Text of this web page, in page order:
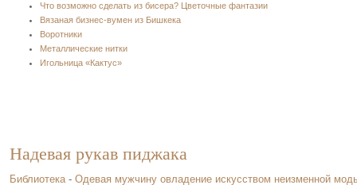
Что возможно сделать из бисера? Цветочные фантазии
Вязаная бизнес-вумен из Бишкека
Воротники
Металлические нитки
Игольница «Кактус»
Надевая рукав пиджака
Библиотека - Одевая мужчину овладение искусством неизменной